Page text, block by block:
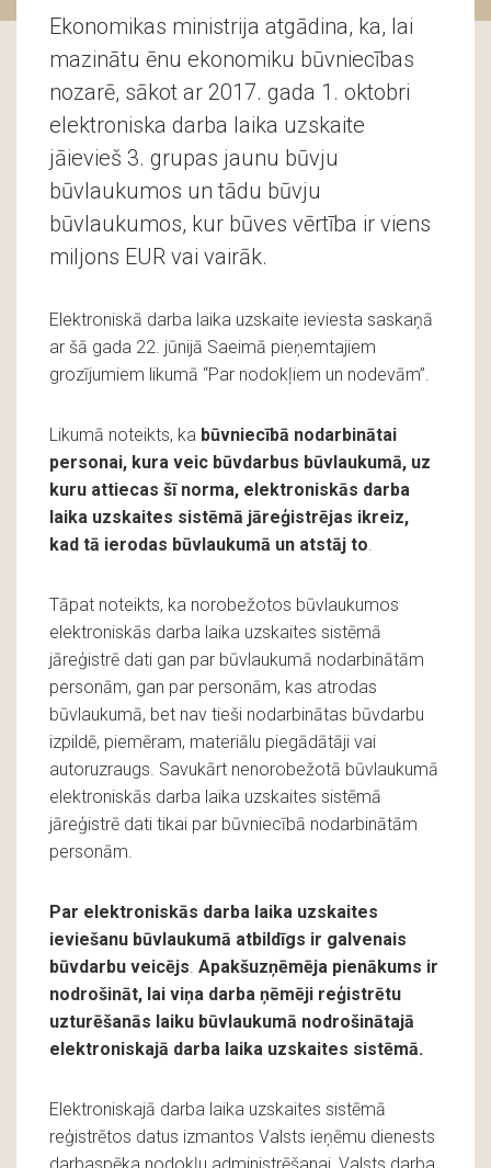
Ekonomikas ministrija atgādina, ka, lai
mazinātu ēnu ekonomiku būvniecības
nozarē, sākot ar 2017. gada 1. oktobri
elektroniska darba laika uzskaite
jāievieš 3. grupas jaunu būvju
būvlaukumos un tādu būvju
būvlaukumos, kur būves vērtība ir viens
miljons EUR vai vairāk.
Elektroniskā darba laika uzskaite ieviesta saskaņā
ar šā gada 22. jūnijā Saeimā pieņemtajiem
grozījumiem likumā “Par nodokļiem un nodevām”.
Likumā noteikts, ka būvniecībā nodarbinātai
personai, kura veic būvdarbus būvlaukumā, uz
kuru attiecas šī norma, elektroniskās darba
laika uzskaites sistēmā jāreģistrējas ikreiz,
kad tā ierodas būvlaukumā un atstāj to.
Tāpat noteikts, ka norobežotos būvlaukumos
elektroniskās darba laika uzskaites sistēmā
jāreģistrē dati gan par būvlaukumā nodarbinātām
personām, gan par personām, kas atrodas
būvlaukumā, bet nav tieši nodarbinātas būvdarbu
izpildē, piemēram, materiālu piegādātāji vai
autoruzraugs. Savukārt nenorobežotā būvlaukumā
elektroniskās darba laika uzskaites sistēmā
jāreģistrē dati tikai par būvniecībā nodarbinātām
personām.
Par elektroniskās darba laika uzskaites
ieviešanu būvlaukumā atbildīgs ir galvenais
būvdarbu veicējs. Apakšuzņēmēja pienākums ir
nodrošināt, lai viņa darba ņēmēji reģistrētu
uzturēšanās laiku būvlaukumā nodrošinātajā
elektroniskajā darba laika uzskaites sistēmā.
Elektroniskajā darba laika uzskaites sistēmā
reģistrētos datus izmantos Valsts ieņēmu dienests